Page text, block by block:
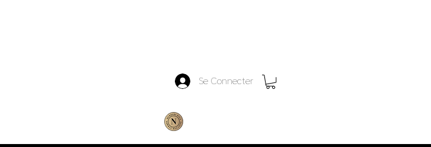
Se Connecter